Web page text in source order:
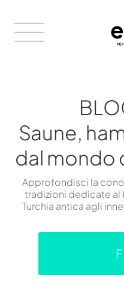
Saune,
dal mondo
Approfondisci la
tradizioni dedicate al
Turchia antica agli